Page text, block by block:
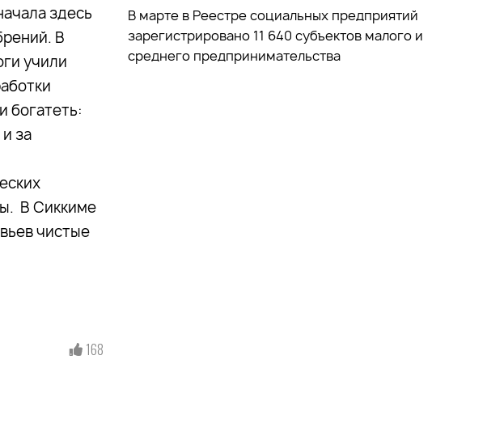
здесь
В
учили
богатеть:
за
В Сиккиме
чистые
168
В марте в Реестре социальных предприятий
зарегистрировано 11 640 субъектов малого и
среднего предпринимательства